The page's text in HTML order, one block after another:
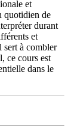
et
quotidien de
durant
et
sert à combler
ce cours est
dans le